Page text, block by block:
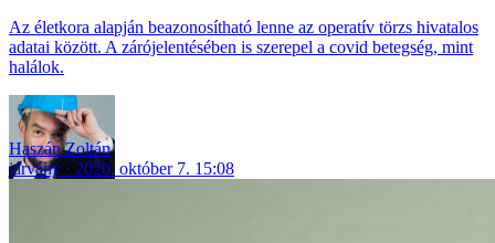
Az életkora alapján beazonosítható lenne az operatív törzs hivatalos
adatai között. A zárójelentésében is szerepel a covid betegség, mint
halálok.
Haszán Zoltán
járvány
2020. október 7. 15:08